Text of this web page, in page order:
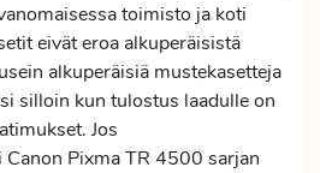
toimisto ja koti
eivät eroa alkuperäisistä
alkuperäisiä mustekasetteja
silloin kun tulostus laadulle on
Jos
Pixma TR 4500 sarjan